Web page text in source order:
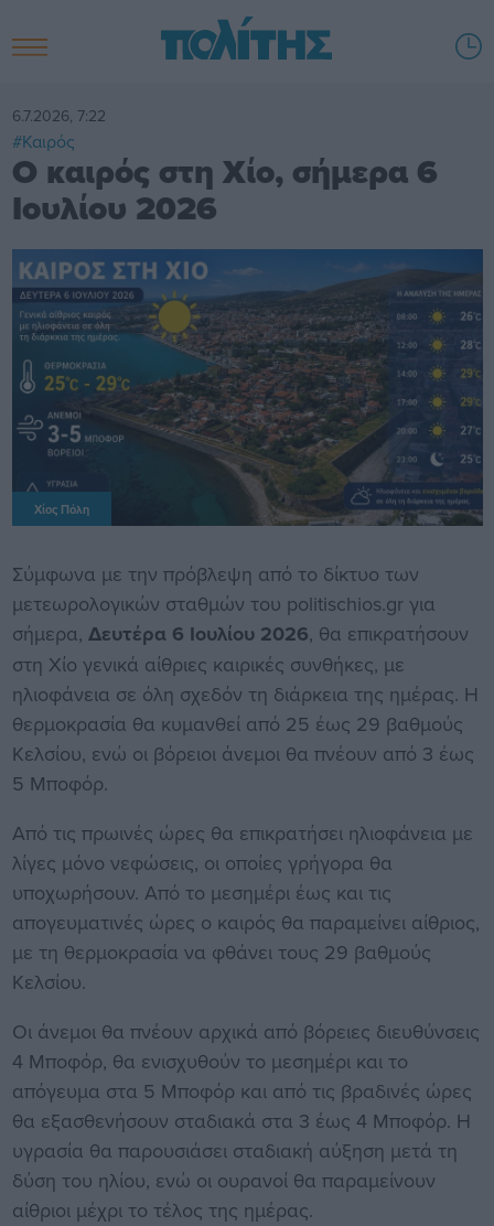
6.7.2026, 7:22
#Καιρός
Ο καιρός στη Χίο, σήμερα 6
Ιουλίου 2026
Χίος Πόλη
Σύμφωνα με την πρόβλεψη από το δίκτυο των
μετεωρολογικών σταθμών του politischios.gr για
σήμερα, Δευτέρα 6 Ιουλίου 2026, θα επικρατήσουν
στη Χίο γενικά αίθριες καιρικές συνθήκες, με
ηλιοφάνεια σε όλη σχεδόν τη διάρκεια της ημέρας. Η
θερμοκρασία θα κυμανθεί από 25 έως 29 βαθμούς
Κελσίου, ενώ οι βόρειοι άνεμοι θα πνέουν από 3 έως
5 Μποφόρ.
Από τις πρωινές ώρες θα επικρατήσει ηλιοφάνεια με
λίγες μόνο νεφώσεις, οι οποίες γρήγορα θα
υποχωρήσουν. Από το μεσημέρι έως και τις
απογευματινές ώρες ο καιρός θα παραμείνει αίθριος,
με τη θερμοκρασία να φθάνει τους 29 βαθμούς
Κελσίου.
Οι άνεμοι θα πνέουν αρχικά από βόρειες διευθύνσεις
4 Μποφόρ, θα ενισχυθούν το μεσημέρι και το
απόγευμα στα 5 Μποφόρ και από τις βραδινές ώρες
θα εξασθενήσουν σταδιακά στα 3 έως 4 Μποφόρ. Η
υγρασία θα παρουσιάσει σταδιακή αύξηση μετά τη
δύση του ηλίου, ενώ οι ουρανοί θα παραμείνουν
αίθριοι μέχρι το τέλος της ημέρας.